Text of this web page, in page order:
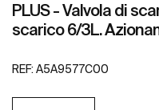
PLUS - Valvola di
scarico 6/3L.
REF: A5A9577C00